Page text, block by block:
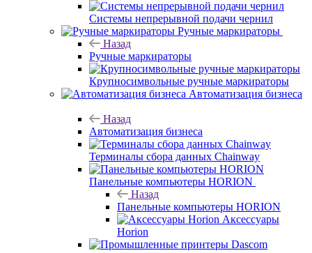
Системы непрерывной подачи чернил
Ручные маркираторы
Назад
Ручные маркираторы
Крупносимвольные ручные маркираторы
Автоматизация бизнеса
Назад
Автоматизация бизнеса
Терминалы сбора данных Chainway
Панельные компьютеры HORION
Назад
Панельные компьютеры HORION
Аксессуары
Horion